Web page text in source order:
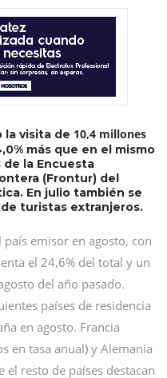
la visita de 10,4 millones
más que en el mismo
de la Encuesta
(Frontur) del
En julio también se
turistas extranjeros.
emisor en agosto, con
el 24,6% del total y un
del año pasado.
países de residencia
en agosto. Francia
en tasa anual) y Alemania
el resto de países destacan